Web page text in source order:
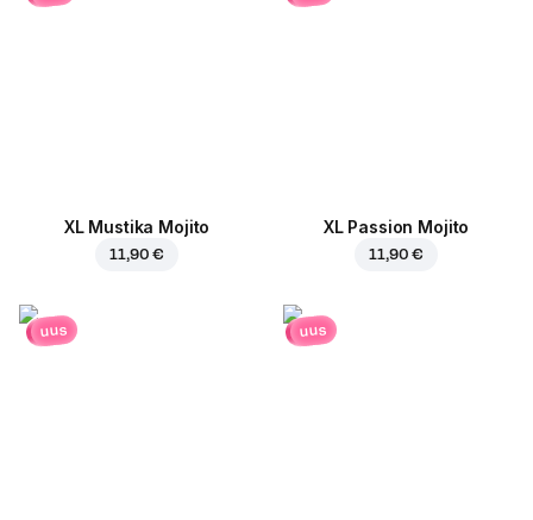
XL Mustika Mojito
11,90 €
XL Passion Mojito
11,90 €
uus uus